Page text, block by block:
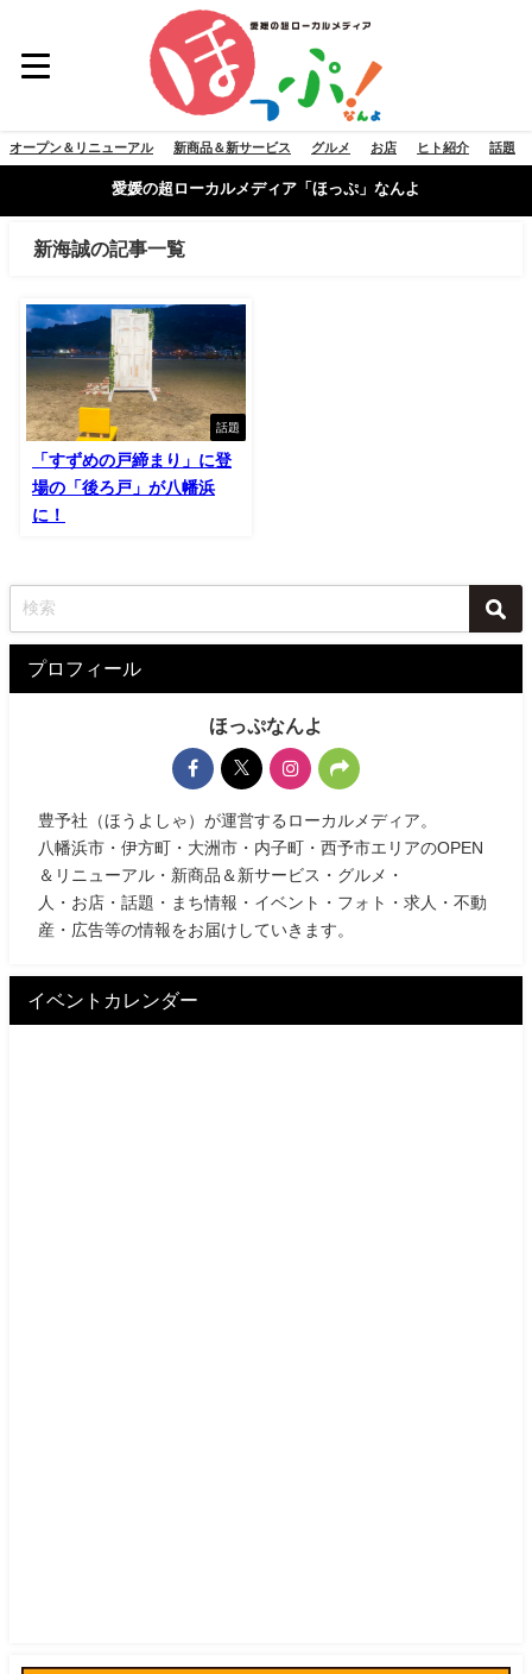
オープン＆リニューアル 新商品＆新サービス グルメ お店 ヒト紹介 話題
愛媛の超ローカルメディア「ほっぷ」なんよ
新海誠の記事一覧
話題
「すずめの戸締まり」に登
場の「後ろ戸」が八幡浜
に！
プロフィール
ほっぷなんよ
豊予社（ほうよしゃ）が運営するローカルメディア。
八幡浜市・伊方町・大洲市・内子町・西予市エリアのOPEN
＆リニューアル・新商品＆新サービス・グルメ・
人・お店・話題・まち情報・イベント・フォト・求人・不動
産・広告等の情報をお届けしていきます。
イベントカレンダー